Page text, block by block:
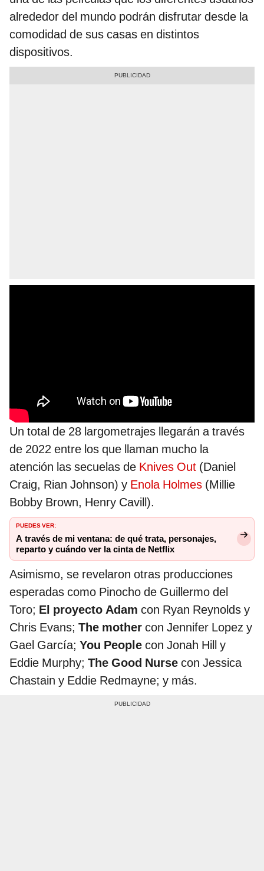
alrededor del mundo podrán disfrutar desde la
comodidad de sus casas en distintos
dispositivos.
Un total de 28 largometrajes llegarán a través
de 2022 entre los que llaman mucho la
atención las secuelas de Knives Out (Daniel
Craig, Rian Johnson) y Enola Holmes (Millie
Bobby Brown, Henry Cavill).
PUEDES VER:
A través de mi ventana: de qué trata, personajes,
reparto y cuándo ver la cinta de Netflix
Asimismo, se revelaron otras producciones
esperadas como Pinocho de Guillermo del
Toro; El proyecto Adam con Ryan Reynolds y
Chris Evans; The mother con Jennifer Lopez y
Gael García; You People con Jonah Hill y
Eddie Murphy; The Good Nurse con Jessica
Chastain y Eddie Redmayne; y más.